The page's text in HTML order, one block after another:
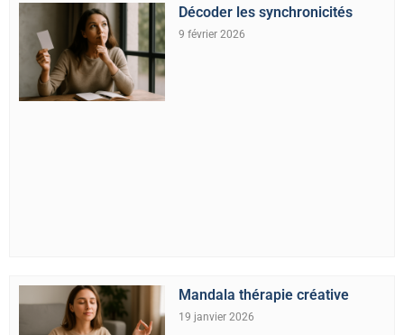
Décoder les synchronicités
9 février 2026
Mandala thérapie créative
19 janvier 2026